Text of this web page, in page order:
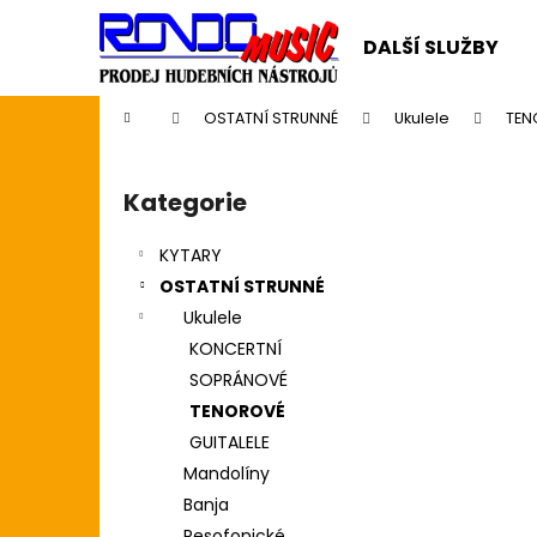
DALŠÍ SLUŽBY
Domů OSTATNÍ STRUNNÉ Ukulele
Přeskočit
kategorie
Kategorie
KYTARY
OSTATNÍ STRUNNÉ
Ukulele
KONCERTNÍ
SOPRÁNOVÉ
TENOROVÉ
GUITALELE
Mandolíny
Banja
í
Zpět
do
Zpět
do
CASIO CDP S110BK BEZ STOJANU